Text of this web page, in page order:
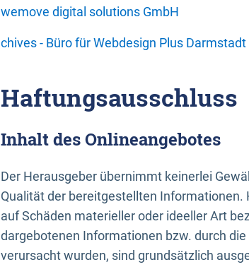
wemove digital solutions GmbH
chives - Büro für Webdesign Plus Darmstadt
Haftungsausschluss
Inhalt des Onlineangebotes
Der Herausgeber übernimmt keinerlei
Qualität der bereitgestellten Informationen.
auf Schäden materieller oder ideeller Art
dargebotenen Informationen bzw. durch
verursacht wurden, sind grundsätzlich